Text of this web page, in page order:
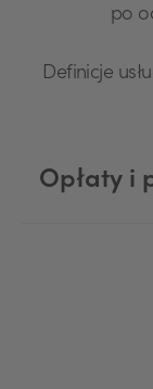
po
Definicje
Opłaty i